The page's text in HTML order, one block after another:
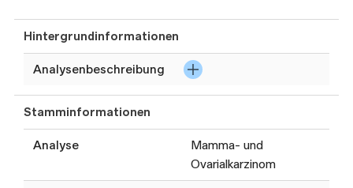
Hintergrundinformationen
Analysenbeschreibung
Hochdurchsatzsequenzierung
Auswahl zwischen 4
verschiedenen Gen-Panels
Stamminformationen
Analyse
Mamma- und
Ovarialkarzinom